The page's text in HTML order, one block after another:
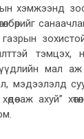
хэмжээнд
тэмцэх,
мал аж
мэдээлэлд
аж ахуй”